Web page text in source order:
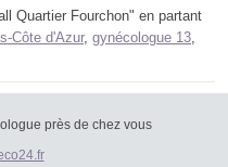
Quartier Fourchon" en partant
Côte d'Azur, gynécologue 13,
près de chez vous